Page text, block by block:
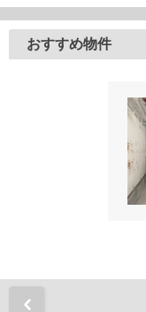
おすすめ物件